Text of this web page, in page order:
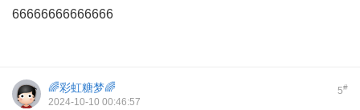
66666666666666
5#
🌈彩虹糖梦🌈
2024-10-10 00:46:57